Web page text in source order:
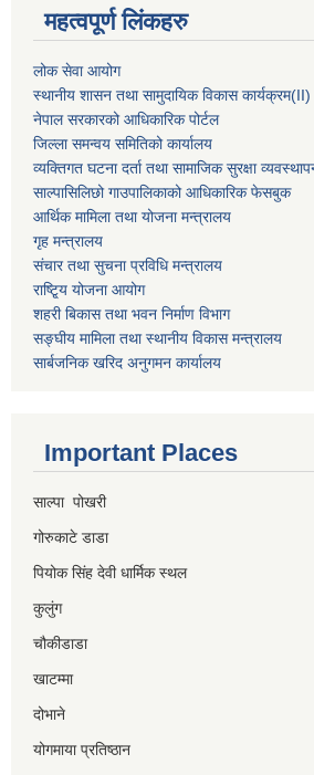
महत्वपूर्ण लिंकहरु
लोक सेवा आयोग
स्थानीय शासन तथा सामुदायिक विकास कार्यक्रम(II)
नेपाल सरकारको आधिकारिक पोर्टल
जिल्ला समन्वय समितिको कार्यालय
व्यक्तिगत घटना दर्ता तथा सामाजिक सुरक्षा
साल्पासिलिछो गाउपालिकाको आधिकारिक फेसबुक
आर्थिक मामिला तथा योजना मन्त्रालय
गृह मन्त्रालय
संचार तथा सुचना प्रविधि मन्त्रालय
राष्टि्ृय योजना आयोग
शहरी बिकास तथा भवन निर्माण विभाग
सङ्घीय मामिला तथा स्थानीय विकास मन्त्रालय
सार्बजनिक खरिद अनुगमन कार्यालय
Important Places
साल्पा पोखरी
गोरुकाटे डाडा
पियोक सिंह देवी धार्मिक स्थल
कुलुंग
चौकीडाडा
खाटम्मा
दोभाने
योगमाया प्रतिष्ठान